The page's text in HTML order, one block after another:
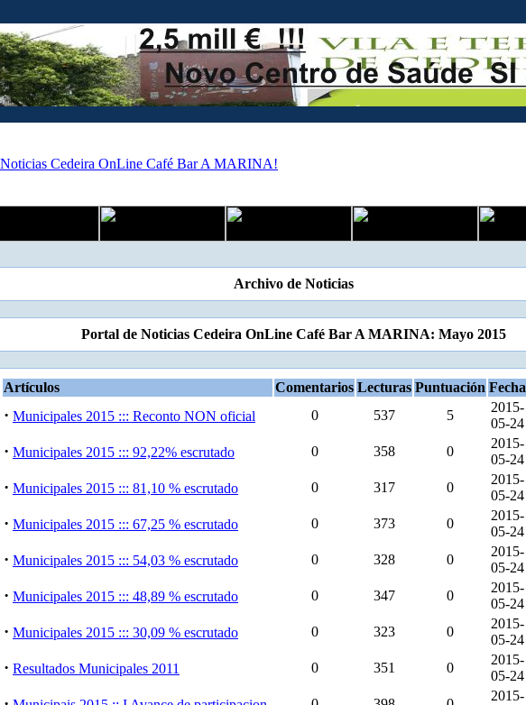
Archivo de Noticias
Portal de Noticias Cedeira OnLine Café Bar A MARINA: Mayo 2015
Artículos Comentarios Lecturas Puntuación Fecha
· Municipales 2015 ::: Reconto NON oficial 0 537 5
2015-
05-24
· Municipales 2015 ::: 92,22% escrutado 0 358 0
2015-
05-24
· Municipales 2015 ::: 81,10 % escrutado 0 317 0
2015-
05-24
· Municipales 2015 ::: 67,25 % escrutado 0 373 0
2015-
05-24
· Municipales 2015 ::: 54,03 % escrutado 0 328 0
2015-
05-24
· Municipales 2015 ::: 48,89 % escrutado 0 347 0
2015-
05-24
· Municipales 2015 ::: 30,09 % escrutado 0 323 0
2015-
05-24
· Resultados Municipales 2011 0 351 0
2015-
05-24
2015-